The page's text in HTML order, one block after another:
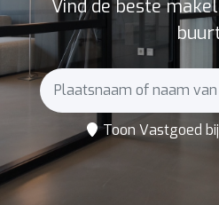
Vind de beste
Toon Vastgoed